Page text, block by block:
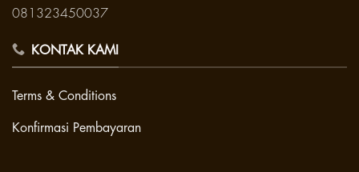
081323450037
KONTAK KAMI
Terms & Conditions
Konfirmasi Pembayaran